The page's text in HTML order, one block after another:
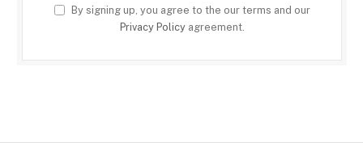
By signing up, you agree to the our terms and our
Privacy Policyagreement.